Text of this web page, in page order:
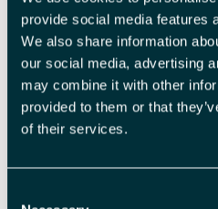
provide social media features
We also share information
our social media, advertising
may combine it with other
provided to them or that
of their services.
Barn under 12 år NOK 1 190,00
Med forbehold om